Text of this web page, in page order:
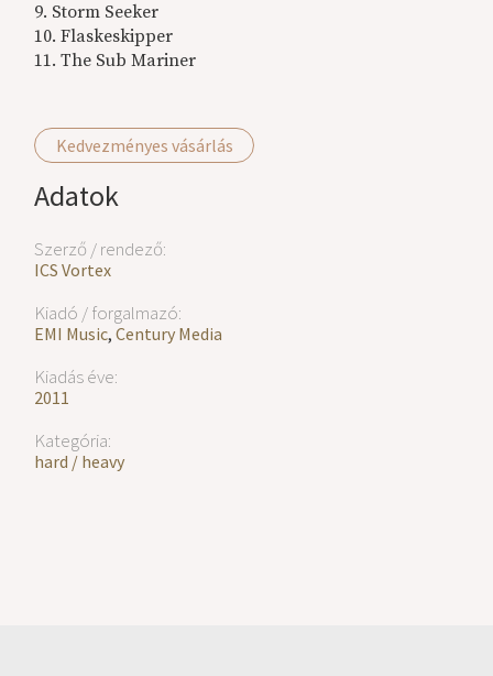
Kedvezményes vásárlás
Adatok
Szerző / rendező:
ICS Vortex
Kiadó / forgalmazó:
EMI Music,Century Media
Kiadás éve:
2011
Kategória:
hard / heavy
9. Storm Seeker
10. Flaskeskipper
11. The Sub Mariner